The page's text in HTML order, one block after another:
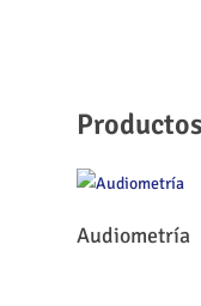
Leer Más
Audiometría